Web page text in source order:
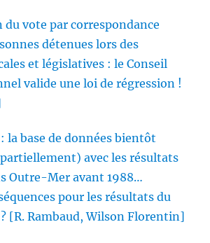
du vote par correspondance
détenues lors des
et législatives : le Conseil
valide une loi de régression !
la base de données bientôt
avec les résultats
Outre-Mer avant 1988…
pour les résultats du
[R. Rambaud, Wilson Florentin]